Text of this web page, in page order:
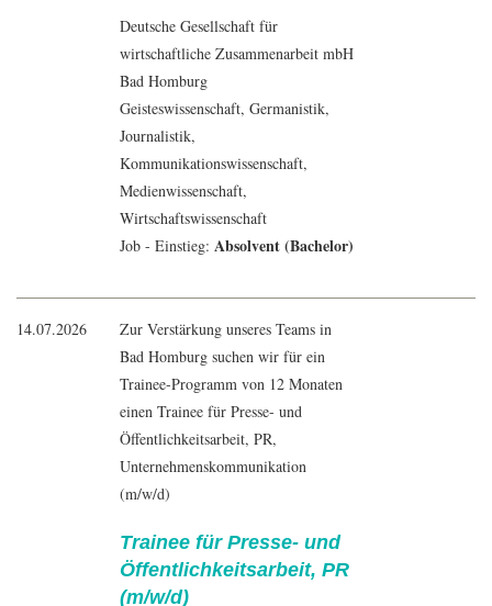
Deutsche Gesellschaft für
wirtschaftliche Zusammenarbeit mbH
Bad Homburg
Geisteswissenschaft, Germanistik,
Journalistik,
Kommunikationswissenschaft,
Medienwissenschaft,
Wirtschaftswissenschaft
Job - Einstieg: Absolvent (Bachelor)
14.07.2026
Zur Verstärkung unseres Teams in
Bad Homburg suchen wir für ein
Trainee-Programm von 12 Monaten
einen Trainee für Presse- und
Öffentlichkeitsarbeit, PR,
Unternehmenskommunikation
(m/w/d)
Trainee für Presse- und
Öffentlichkeitsarbeit, PR
(m/w/d)